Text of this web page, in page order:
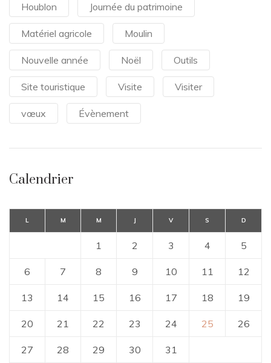
Houblon Journée du patrimoine
Matériel agricole Moulin
Nouvelle année Noël Outils
Site touristique Visite Visiter
vœux Évènement
Calendrier
L M M J V S D
1 2 3 4 5
6 7 8 9 10 11 12
13 14 15 16 17 18 19
20 21 22 23 24 25 26
27 28 29 30 31